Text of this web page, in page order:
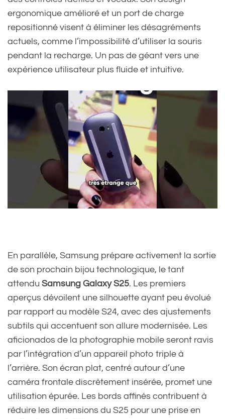
ergonomique amélioré et un port de charge
repositionné visent à éliminer les désagréments
actuels, comme l’impossibilité d’utiliser la souris
pendant la recharge. Un pas de géant vers une
expérience utilisateur plus fluide et intuitive.
En parallèle, Samsung prépare activement la sortie
de son prochain bijou technologique, le tant
attendu Samsung Galaxy S25. Les premiers
aperçus dévoilent une silhouette ayant peu évolué
par rapport au modèle S24, avec des ajustements
subtils qui accentuent son allure modernisée. Les
aficionados de la photographie mobile seront ravis
par l’intégration d’un appareil photo triple à
l’arrière. Son écran plat, centré autour d’une
caméra frontale discrètement insérée, promet une
utilisation épurée. Les bords affinés contribuent à
réduire les dimensions du S25 pour une prise en